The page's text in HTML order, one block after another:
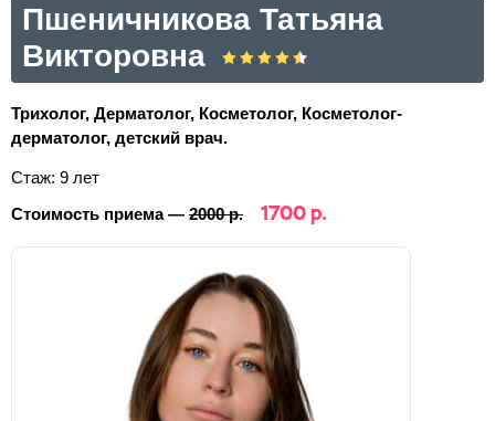
Пшеничникова Татьяна
Викторовна
Трихолог, Дерматолог, Косметолог, Косметолог-
дерматолог, детский врач.
Стаж: 9 лет
Стоимость приема — 2000 р. 1700 р.